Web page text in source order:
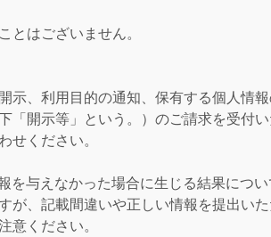
とはございません。
示、利用目的の通知、保有する個人情
「開示等」という。）のご請求を受付
せください。
を与えなかった場合に生じる結果につい
が、記載間違いや正しい情報を提出い
意ください。